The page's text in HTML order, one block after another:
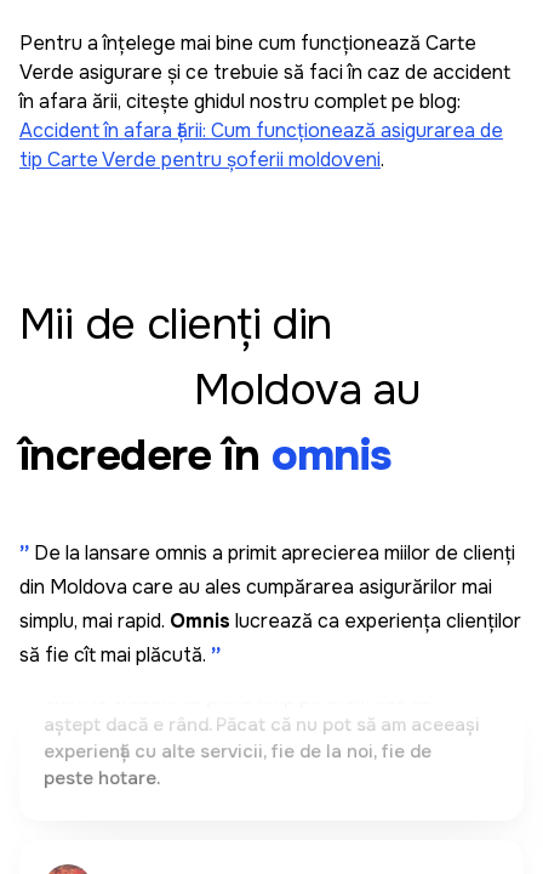
Pentru a înțelege mai bine cum funcționează Carte
Verde asigurare și ce trebuie să faci în caz de accident
în afara țării, citește ghidul nostru complet pe blog:
Accident în afara țării: Cum funcționează asigurarea de
tip Carte Verde pentru șoferii moldoveni.
Mii de clienți din
Moldova au
încredere în omnis
” De la lansare omnis a primit aprecierea miilor de clienți
din Moldova care au ales cumpărarea asigurărilor mai
simplu, mai rapid. Omnis lucrează ca experiența clienților
să fie cît mai plăcută. ”
Sergiu Pascaru
Recomand, e super simplu să administrez
asigurările mașinilor din familiei și cele pe
Am fost surprins de cât de rapidă și prietenoasă a
formularele. În Omnis, am introdus doar două
numere și am fost sigur că datele sunt corecte și
că mașina aparține într-adevăr mie. Foarte rapid și
clar. Nu trebuie să pierd timp pe drum sau să
aștept dacă e rând. Păcat că nu pot să am aceeași
peste hotare.